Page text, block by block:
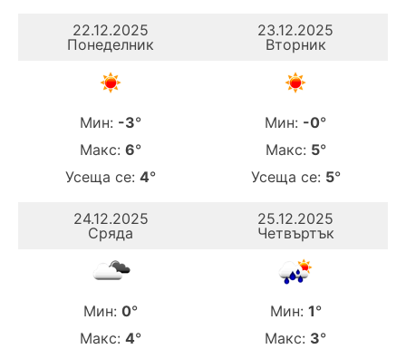
22.12.2025
Понеделник
Мин: -3°
Макс: 6°
Усеща се: 4°
23.12.2025
Вторник
Мин: -0°
Макс: 5°
Усеща се: 5°
24.12.2025
Сряда
Мин: 0°
Макс: 4°
25.12.2025
Четвъртък
Мин: 1°
Макс: 3°